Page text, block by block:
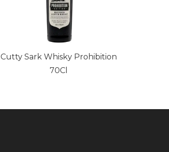
Cutty Sark Whisky Prohibition
70Cl